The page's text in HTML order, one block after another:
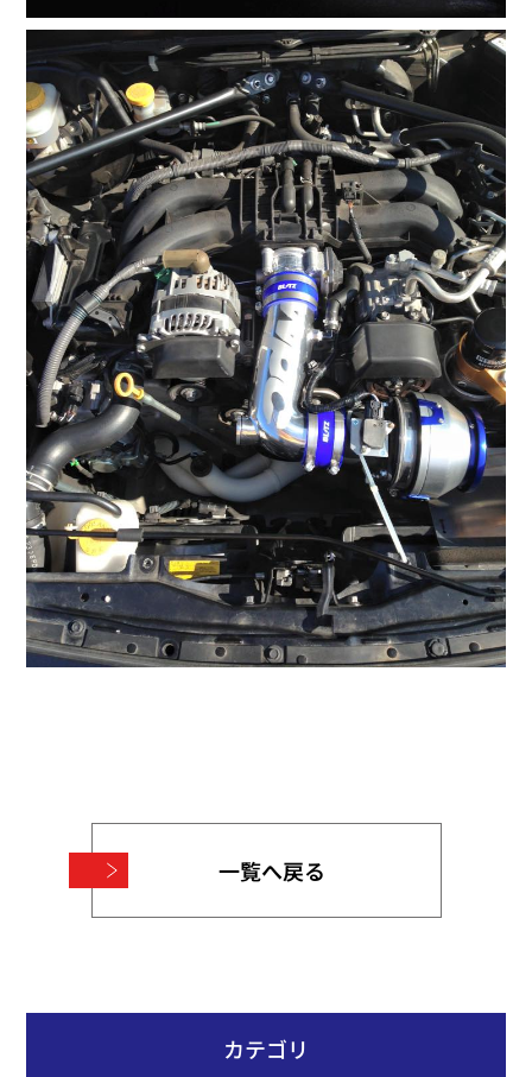
一覧へ戻る
カテゴリ